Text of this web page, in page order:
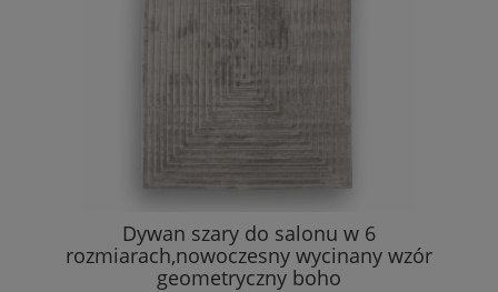
Dywan szary do salonu w 6
rozmiarach,nowoczesny wycinany wzór
geometryczny boho